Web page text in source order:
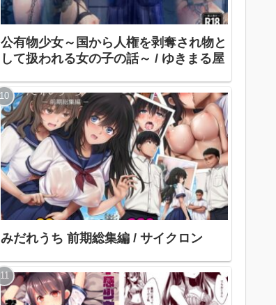
公有物少女～国から人権を剥奪され物と
して扱われる女の子の話～ / ゆきまる屋
みだれうち 前期総集編 / サイクロン